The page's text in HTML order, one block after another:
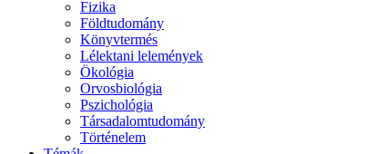
Fizika
Földtudomány
Könyvtermés
Lélektani lelemények
Ökológia
Orvosbiológia
Pszichológia
Társadalomtudomány
Történelem